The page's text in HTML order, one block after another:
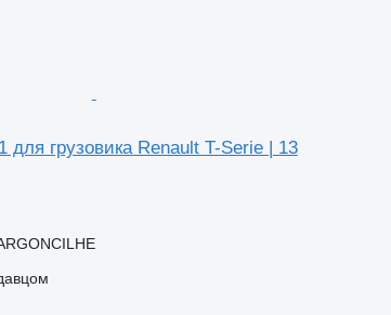
для грузовика Renault T-Serie | 13